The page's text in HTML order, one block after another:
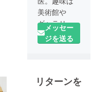
美術館や
ギャラリー
巡り。
趣味が高じ
レクション
メッセー
ジを送る
リターンを